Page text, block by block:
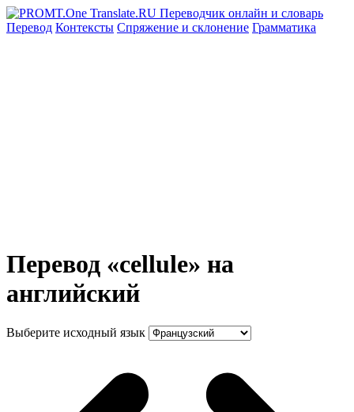
Перевод Контексты Спряжение и склонение Грамматика
Перевод «cellule» на
английский
Выберите исходный язык